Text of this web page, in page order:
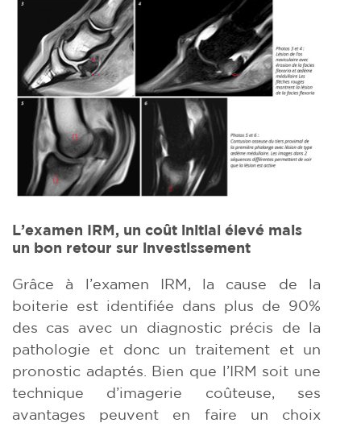
L’examen IRM, un coût initial élevé mais
un bon retour sur investissement
Grâce à l’examen IRM, la cause de la
boiterie est identifiée dans plus de 90%
des cas avec un diagnostic précis de la
pathologie et donc un traitement et un
pronostic adaptés. Bien que l’IRM soit une
technique d’imagerie coûteuse, ses
avantages peuvent en faire un choix